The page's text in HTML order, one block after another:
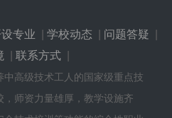
专业 | 学校动态 | 问题答疑 |
| 联系方式 |
高级技术工人的国家级重点技
师资力量雄厚，教学设施齐